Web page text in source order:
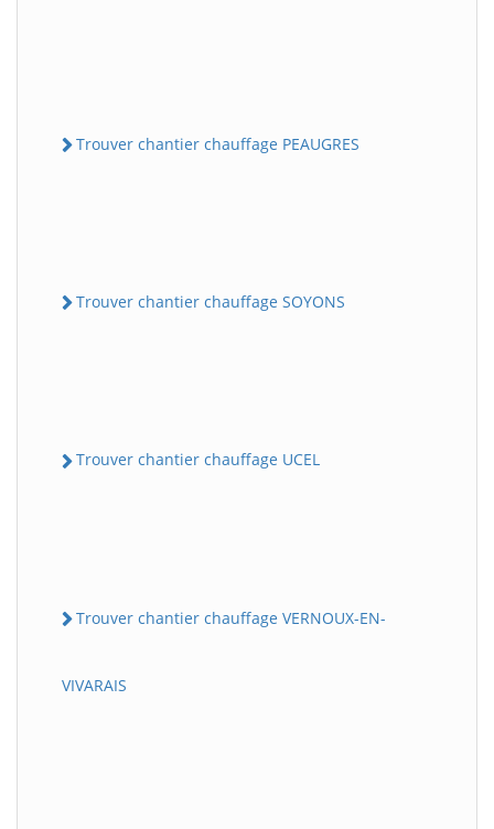
Trouver chantier chauffage PEAUGRES
Trouver chantier chauffage SOYONS
Trouver chantier chauffage UCEL
Trouver chantier chauffage VERNOUX-EN-
VIVARAIS